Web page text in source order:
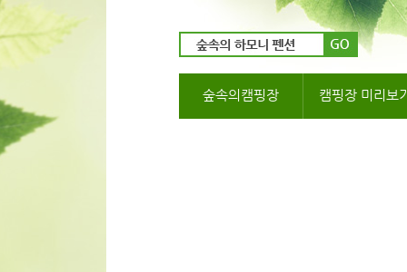
숲속의캠핑장 캠핑장 미리보